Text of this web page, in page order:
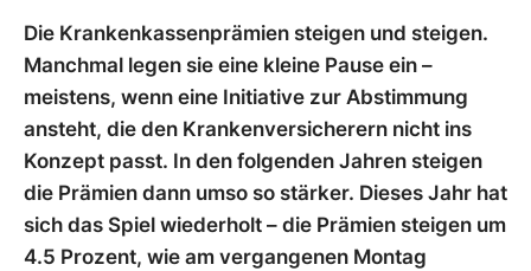
Die Krankenkassenprämien steigen und steigen.
Manchmal legen sie eine kleine Pause ein –
meistens, wenn eine Initiative zur Abstimmung
ansteht, die den Krankenversicherern nicht ins
Konzept passt. In den folgenden Jahren steigen
die Prämien dann umso so stärker. Dieses Jahr hat
sich das Spiel wiederholt – die Prämien steigen um
4.5 Prozent, wie am vergangenen Montag